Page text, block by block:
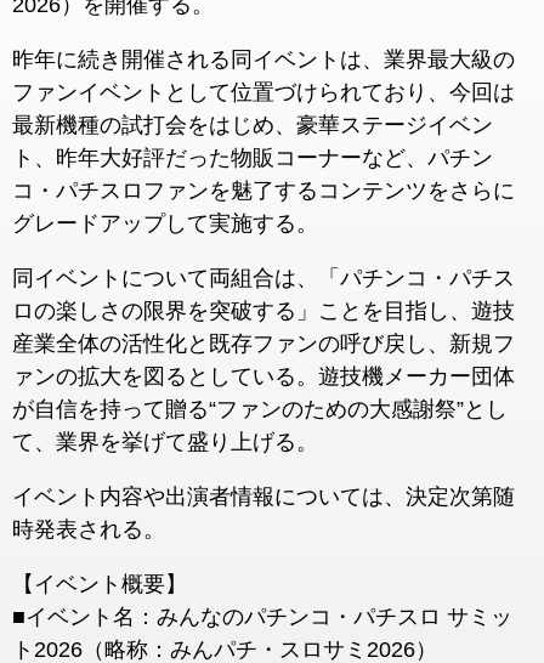
2026）を開催する。
昨年に続き開催される同イベントは、業界最大級の
ファンイベントとして位置づけられており、今回は
最新機種の試打会をはじめ、豪華ステージイベン
ト、昨年大好評だった物販コーナーなど、パチン
コ・パチスロファンを魅了するコンテンツをさらに
グレードアップして実施する。
同イベントについて両組合は、「パチンコ・パチス
ロの楽しさの限界を突破する」ことを目指し、遊技
産業全体の活性化と既存ファンの呼び戻し、新規フ
ァンの拡大を図るとしている。遊技機メーカー団体
が自信を持って贈る“ファンのための大感謝祭”とし
て、業界を挙げて盛り上げる。
イベント内容や出演者情報については、決定次第随
時発表される。
【イベント概要】
■イベント名：みんなのパチンコ・パチスロ サミッ
ト2026（略称：みんパチ・スロサミ2026）